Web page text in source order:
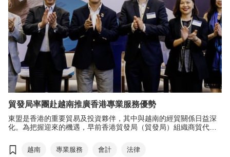
貿發局率團赴越南推廣香港專業服務優勢
東盟是香港的重要貿易及投資夥伴，其中與越南的經貿關係日益深
化。為把握迎來的機遇，早前香港貿發局（貿發局）組織商貿代表
越南商機，進一步鞏固香港作為國際金融及商貿樞紐的地位。
越南 專業服務 會計 法律